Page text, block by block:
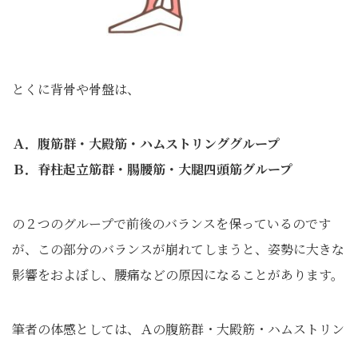
とくに背骨や骨盤は、
Ａ．腹筋群・大殿筋・ハムストリンググループ
Ｂ．脊柱起立筋群・腸腰筋・大腿四頭筋グループ
の２つのグループで前後のバランスを保っているのです
が、この部分のバランスが崩れてしまうと、姿勢に大きな
影響をおよぼし、腰痛などの原因になることがあります。
筆者の体感としては、Ａの腹筋群・大殿筋・ハムストリン